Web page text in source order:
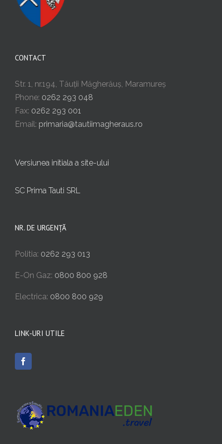
CONTACT
Str. 1, nr.194, Tăuții Măgherăuș, Maramureș
Phone: 0262 293 048
Fax: 0262 293 001
Email: primaria@tautiimagheraus.ro
Versiunea initiala a site-ului
SC Prima Tauti SRL
NR. DE URGENȚĂ
Politia: 0262 293 013
E-On Gaz: 0800 800 928
Electrica: 0800 800 929
LINK-URI UTILE